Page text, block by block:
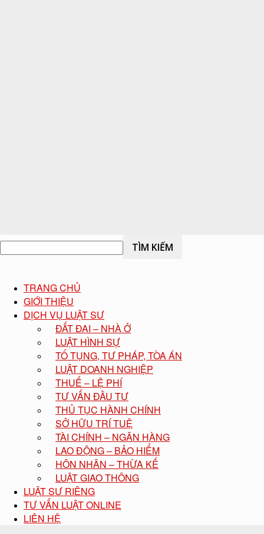
TRANG CHỦ
GIỚI THIỆU
DỊCH VỤ LUẬT SƯ
ĐẤT ĐAI – NHÀ Ở
LUẬT HÌNH SỰ
TỐ TỤNG, TƯ PHÁP, TÒA ÁN
LUẬT DOANH NGHIỆP
THUẾ – LỆ PHÍ
TƯ VẤN ĐẦU TƯ
THỦ TỤC HÀNH CHÍNH
SỞ HỮU TRÍ TUỆ
TÀI CHÍNH – NGÂN HÀNG
LAO ĐỘNG – BẢO HIỂM
HÔN NHÂN – THỪA KẾ
LUẬT GIAO THÔNG
LUẬT SƯ RIÊNG
TƯ VẤN LUẬT ONLINE
LIÊN HỆ